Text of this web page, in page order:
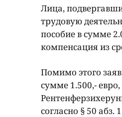
Лица,
трудовую
пособие в сумме
компенсация из
Помимо этого
сумме 1.500,-
согласно § 50 абз.